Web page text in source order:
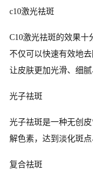
c10激光祛斑
C10激光祛斑的效果十
不仅可以快速有效地
让皮肤更加光滑、细腻
光子祛斑
光子祛斑是一种无创
解色素，达到淡化斑点
复合祛斑